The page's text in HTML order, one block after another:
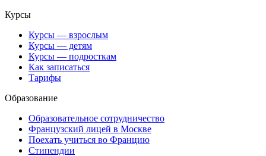
Курсы
Курсы — взрослым
Курсы — детям
Курсы — подросткам
Как записаться
Тарифы
Образование
Образовательное сотрудничество
Французский лицей в Москве
Поехать учиться во Францию
Стипендии